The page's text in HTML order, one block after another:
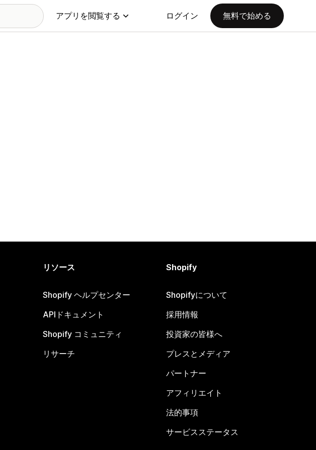
アプリを閲覧する ログイン 無料で始める
リソース
Shopify ヘルプセンター
APIドキュメント
Shopify コミュニティ
リサーチ
Shopify
Shopifyについて
採用情報
投資家の皆様へ
プレスとメディア
パートナー
アフィリエイト
法的事項
サービスステータス